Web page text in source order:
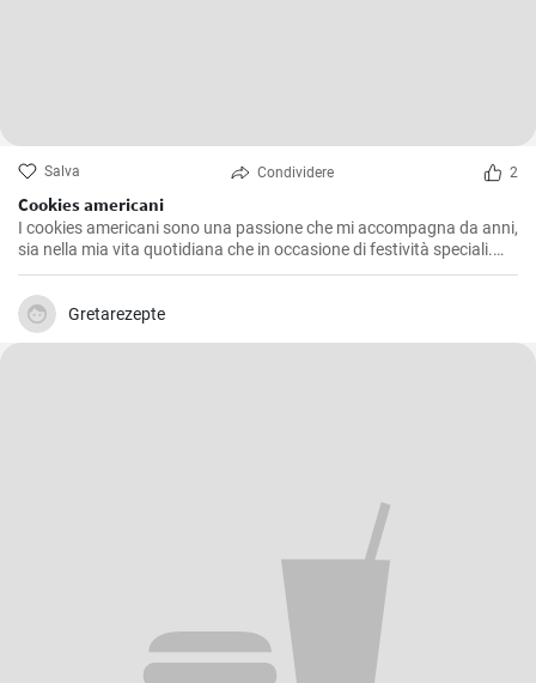
Salva Condividere 2
Cookies americani
I cookies americani sono una passione che mi accompagna da anni,
sia nella mia vita quotidiana che in occasione di festività speciali.
Questa ricetta che voglio condividere con voi è l'espressione di
numerosi esperimenti in cucina, alla ricerca della consistenza e del
sapore perfetti. Dopo aver provato diverse varianti, ho deciso di
offrire la mia versione che combina l'esclusiva morbidezza interna e
Gretarezepte